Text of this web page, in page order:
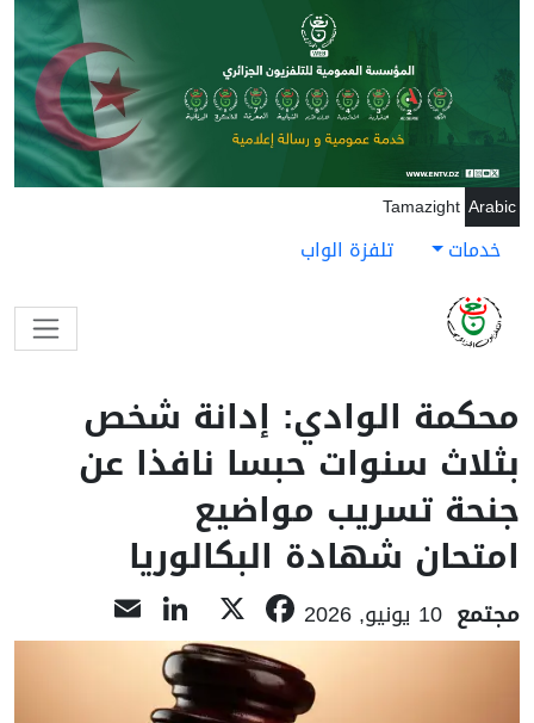
تجاوز إلى المحتوى الرئيسي
Arabic
Tamazight
خدمات تلفزة الواب
محكمة الوادي: إدانة شخص
بثلاث سنوات حبسا نافذا عن
جنحة تسريب مواضيع
امتحان شهادة البكالوريا
مجتمع 10 يونيو, 2026 Facebook
LinkedIn